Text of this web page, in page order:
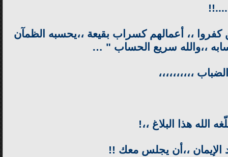
كفروا ،، أعمالهم كسراب بقيعة ،،يحسبه الظمآن
،،والله سريع الحساب " …
،،،،،،،،،،
الله هذا البلاغ ،،!
الإيمان ،،أن يجلس معك !!